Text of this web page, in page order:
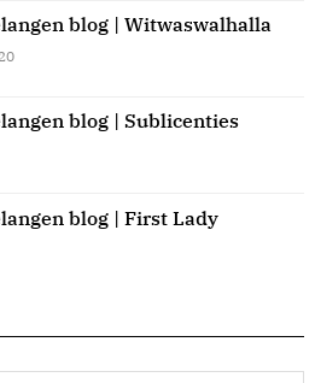
blog | Witwaswalhalla
blog | Sublicenties
blog | First Lady